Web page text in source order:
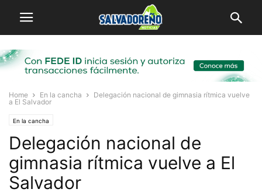
Home En la cancha
Delegación nacional de gimnasia rítmica vuelve
a El Salvador
En la cancha
Delegación nacional de
gimnasia rítmica vuelve a El
Salvador